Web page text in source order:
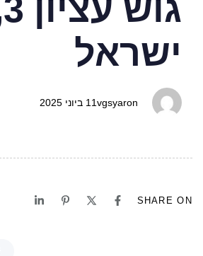
ישראל
vgsyaron11 ביוני 2025
SHARE ON